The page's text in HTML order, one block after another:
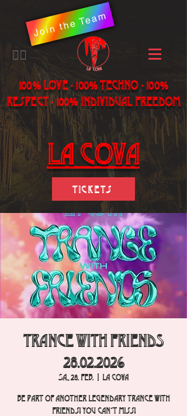
Join the Team
​🏳️‍🌈
100% LOVE - 100% Techno - 100%
Respect - 100% individual freedom
LA Cova
Tickets
TRANCE with FRIENDS
28.02.2026
Sa., 28. Feb.
  |
La Cova
Be part of another legendary Trance with
Friends! You can´t miss!